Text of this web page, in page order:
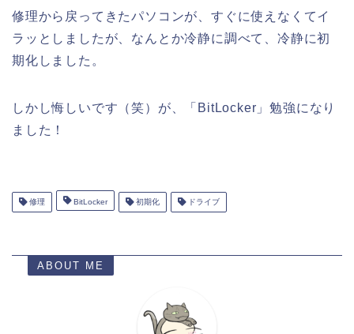
修理から戻ってきたパソコンが、すぐに使えなくてイ
ラッとしましたが、なんとか冷静に調べて、冷静に初
期化しました。
しかし悔しいです（笑）が、「BitLocker」勉強になり
ました！
修理 BitLocker 初期化 ドライブ
ABOUT ME